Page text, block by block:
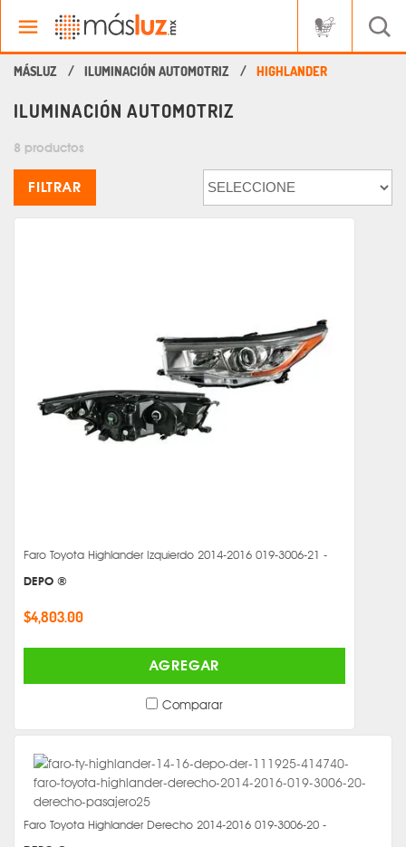
ILUMINACIÓN AUTOMOTRIZ HIGHLANDER
ILUMINACIÓN AUTOMOTRIZ
8 productos
FILTRAR
Faro Toyota Highlander Izquierdo 2014-2016 019-3006-21 -
DEPO ®
$4,803.00
AGREGAR
Comparar
Faro Toyota Highlander Derecho 2014-2016 019-3006-20 -